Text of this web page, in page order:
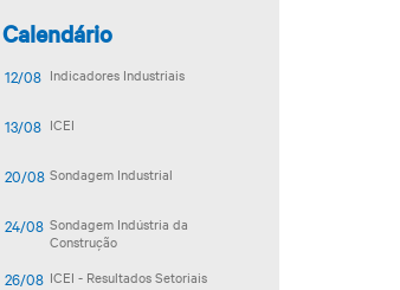
Calendário
12/08 Indicadores Industriais
13/08 ICEI
20/08 Sondagem Industrial
24/08 Sondagem Indústria da
Construção
26/08 ICEI - Resultados Setoriais